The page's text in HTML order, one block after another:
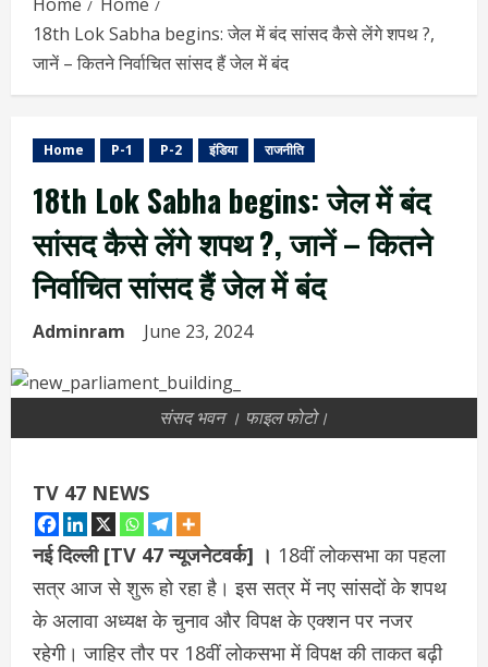
18th Lok Sabha begins: जेल में बंद सांसद कैसे लेंगे शपथ ?,
जानें – कितने निर्वाचित सांसद हैं जेल में बंद
Home P-1 P-2 इंडिया राजनीति
18th Lok Sabha begins: जेल में बंद
सांसद कैसे लेंगे शपथ ?, जानें – कितने
निर्वाचित सांसद हैं जेल में बंद
Adminram June 23, 2024
संसद भवन । फाइल फोटो।
TV 47 NEWS
नई दिल्ली [TV 47 न्यूजनेटवर्क] । 18वीं लोकसभा का पहला
सत्र आज से शुरू हो रहा है। इस सत्र में नए सांसदों के शपथ
के अलावा अध्यक्ष के चुनाव और विपक्ष के एक्शन पर नजर
रहेगी। जाहिर तौर पर 18वीं लोकसभा में विपक्ष की ताकत बढ़ी